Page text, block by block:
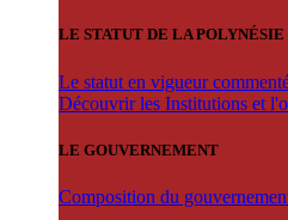
LE STATUT DE LA POLYNÉSIE
Le statut en vigueur
Découvrir les Institutions et
LE GOUVERNEMENT
Composition du